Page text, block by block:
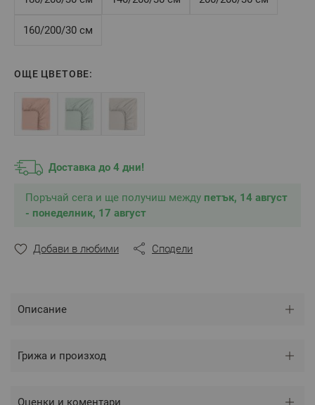
матрака.
За определяне на подходящ размер
е нужно да знаете точните размери на Вашия матрак:
дължина, ширина и височина.
Цвят:
Бял
Състав:Перкал 50% памук/50% бамбук
** Снимките са илюстративни и е възможно
разминаване в тоновете и цветовете според
настройките на използваното устройство.
160/200/30 см
ОЩЕ ЦВЕТОВЕ:
Доставка до 4 дни!
Поръчай сега и ще получиш между петък, 14 август
- понеделник, 17 август
Добави в любими Сподели
Описание
Грижа и произход
Оценки и коментари